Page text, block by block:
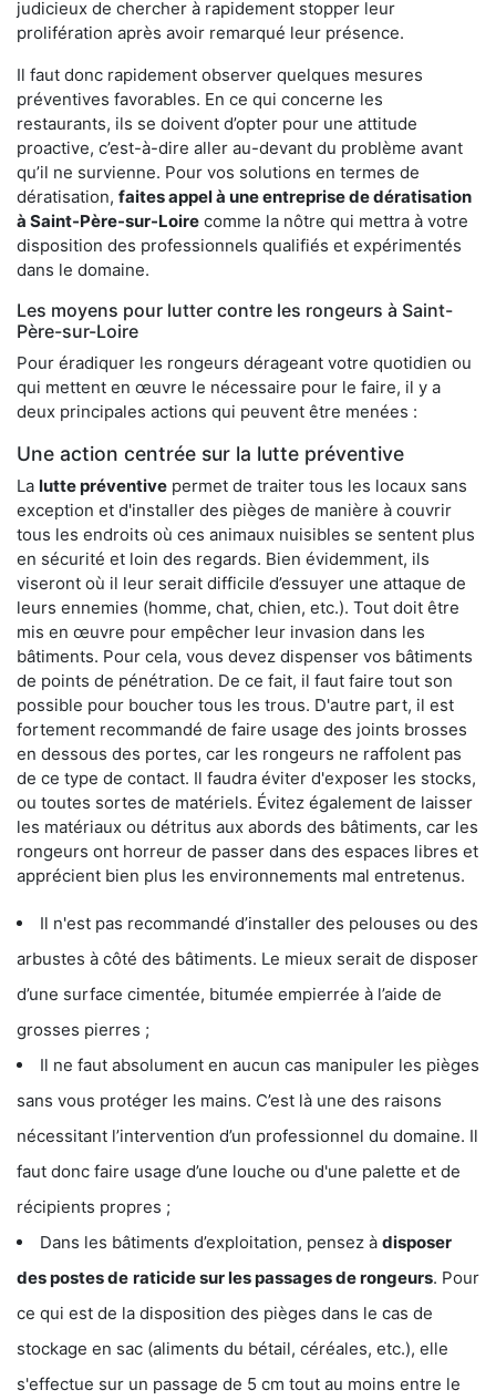
judicieux de chercher à rapidement stopper leur
prolifération après avoir remarqué leur présence.
Il faut donc rapidement observer quelques mesures
préventives favorables. En ce qui concerne les
restaurants, ils se doivent d’opter pour une attitude
proactive, c’est-à-dire aller au-devant du problème avant
qu’il ne survienne. Pour vos solutions en termes de
dératisation, faites appel à une entreprise de dératisation
à Saint-Père-sur-Loire comme la nôtre qui mettra à votre
disposition des professionnels qualifiés et expérimentés
dans le domaine.
Les moyens pour lutter contre les rongeurs à Saint-
Père-sur-Loire
Pour éradiquer les rongeurs dérageant votre quotidien ou
qui mettent en œuvre le nécessaire pour le faire, il y a
deux principales actions qui peuvent être menées :
Une action centrée sur la lutte préventive
La lutte préventive permet de traiter tous les locaux sans
exception et d'installer des pièges de manière à couvrir
tous les endroits où ces animaux nuisibles se sentent plus
en sécurité et loin des regards. Bien évidemment, ils
viseront où il leur serait difficile d’essuyer une attaque de
leurs ennemies (homme, chat, chien, etc.). Tout doit être
mis en œuvre pour empêcher leur invasion dans les
bâtiments. Pour cela, vous devez dispenser vos bâtiments
de points de pénétration. De ce fait, il faut faire tout son
possible pour boucher tous les trous. D'autre part, il est
fortement recommandé de faire usage des joints brosses
en dessous des portes, car les rongeurs ne raffolent pas
de ce type de contact. Il faudra éviter d'exposer les stocks,
ou toutes sortes de matériels. Évitez également de laisser
les matériaux ou détritus aux abords des bâtiments, car les
rongeurs ont horreur de passer dans des espaces libres et
apprécient bien plus les environnements mal entretenus.
Il n'est pas recommandé d’installer des pelouses ou des
arbustes à côté des bâtiments. Le mieux serait de disposer
d’une surface cimentée, bitumée empierrée à l’aide de
grosses pierres ;
Il ne faut absolument en aucun cas manipuler les pièges
sans vous protéger les mains. C’est là une des raisons
nécessitant l’intervention d’un professionnel du domaine. Il
faut donc faire usage d’une louche ou d'une palette et de
récipients propres ;
Dans les bâtiments d’exploitation, pensez à disposer
des postes de raticide sur les passages de rongeurs. Pour
ce qui est de la disposition des pièges dans le cas de
stockage en sac (aliments du bétail, céréales, etc.), elle
s'effectue sur un passage de 5 cm tout au moins entre le